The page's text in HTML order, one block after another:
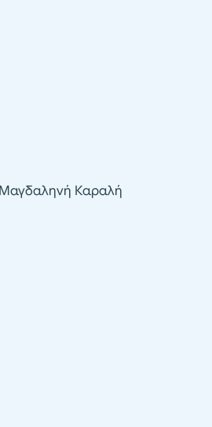
Καραλή